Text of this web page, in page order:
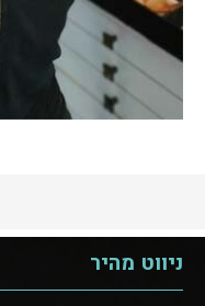
ניווט מהיר